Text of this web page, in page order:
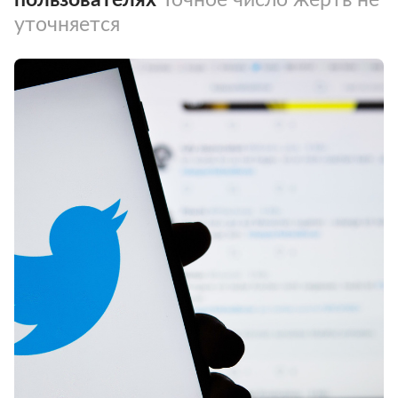
уточняется